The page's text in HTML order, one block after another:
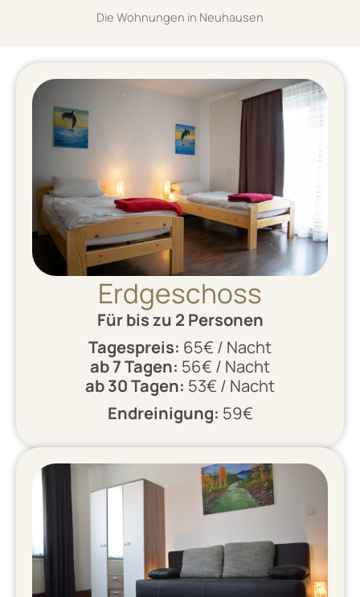
Die Wohnungen in Neuhausen
Erdgeschoss
Für bis zu 2 Personen
Tagespreis: 65€ / Nacht
ab 7 Tagen: 56€ / Nacht
ab 30 Tagen: 53€ / Nacht
Endreinigung: 59€